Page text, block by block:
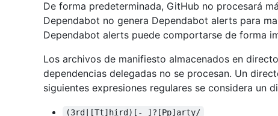
De forma predeterminada, GitHub no procesará
Dependabot no genera Dependabot alerts para
Dependabot alerts puede comportarse de forma
Los archivos de manifiesto almacenados en
dependencias delegadas no se procesan. Un
siguientes expresiones regulares se considera un
(3rd|[Tt]hird)[-_]?[Pp]arty/